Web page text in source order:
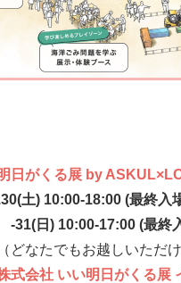
日がくる展 by
土) 10:00-18:00 (最終入
17:00 (最終入場
（どなたでもお越しいただけ
式会社 いい明日がくる展